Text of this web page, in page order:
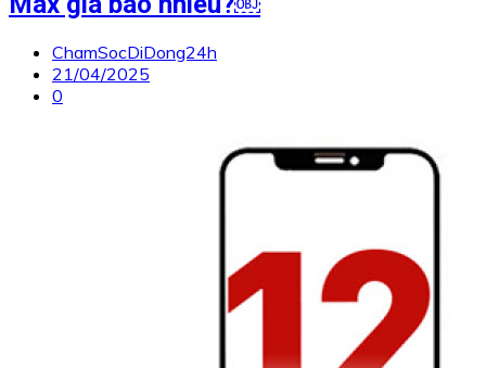
ChamSocDiDong24h
21/04/2025
0